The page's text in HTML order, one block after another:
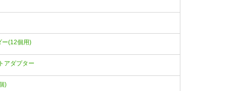
ー(12個用)
アダプター
)